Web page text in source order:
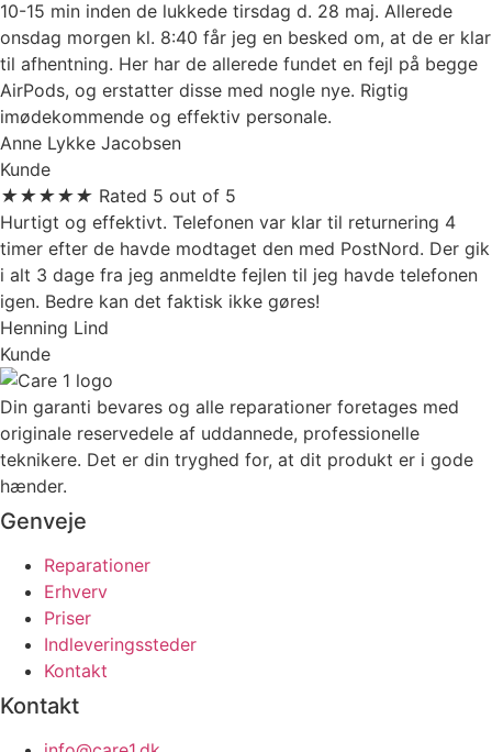
10-15 min inden de lukkede tirsdag d. 28 maj. Allerede
onsdag morgen kl. 8:40 får jeg en besked om, at de er klar
til afhentning. Her har de allerede fundet en fejl på begge
AirPods, og erstatter disse med nogle nye. Rigtig
imødekommende og effektiv personale.
Anne Lykke Jacobsen
Kunde
★★★★★ Rated 5 out of 5
Hurtigt og effektivt. Telefonen var klar til returnering 4
timer efter de havde modtaget den med PostNord. Der gik
i alt 3 dage fra jeg anmeldte fejlen til jeg havde telefonen
igen. Bedre kan det faktisk ikke gøres!
Henning Lind
Kunde
Din garanti bevares og alle reparationer foretages med
originale reservedele af uddannede, professionelle
teknikere. Det er din tryghed for, at dit produkt er i gode
hænder.
Genveje
Reparationer
Erhverv
Priser
Indleveringssteder
Kontakt
Kontakt